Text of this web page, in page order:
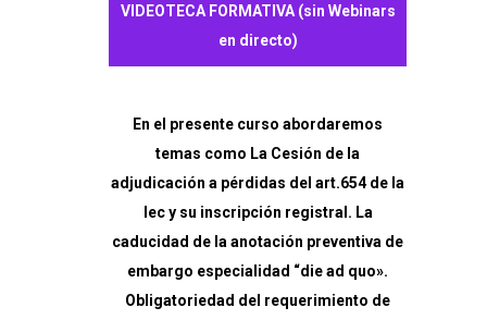
registro
judiciales
VIDEOTECA FORMATIVA (sin Webinars
en directo)
En el presente curso abordaremos
temas como La Cesión de la
adjudicación a pérdidas del art.654 de la
lec y su inscripción registral. La
caducidad de la anotación preventiva de
embargo especialidad “die ad quo».
Obligatoriedad del requerimiento de